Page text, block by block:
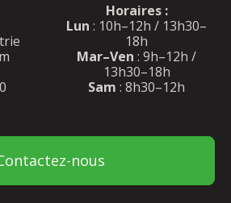
Horaires :
Lun : 10h–12h / 13h30–
18h
Mar–Ven : 9h–12h /
13h30–18h
Sam : 8h30–12h
nous